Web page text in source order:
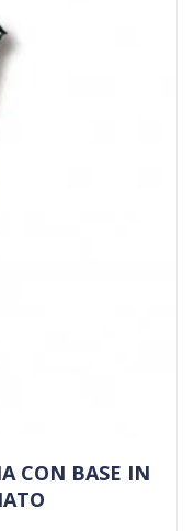
CON BASE IN